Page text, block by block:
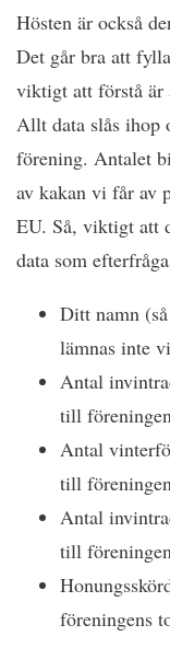
Hösten är också
Det går bra att
viktigt att förstå är
Allt data slås ihop
förening. Antalet
av kakan vi får av
EU. Så, viktigt att
data som
Ditt namn
lämnas inte
Antal
till
Antal
till
Antal
till
föreningens